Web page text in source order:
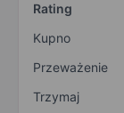
Rating
Kupno
Przeważenie
Trzymaj